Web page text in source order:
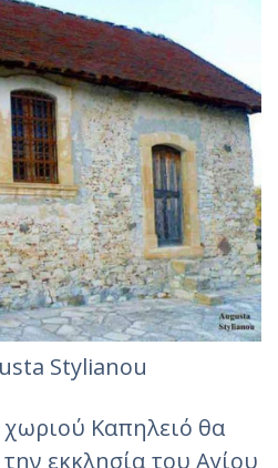
Stylianou
Καπηλειό θα
εκκλησία του Αγίου